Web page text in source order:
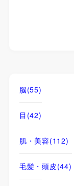
脳(55)
目 (42)
肌・美容(112)
毛髪・頭皮(44)